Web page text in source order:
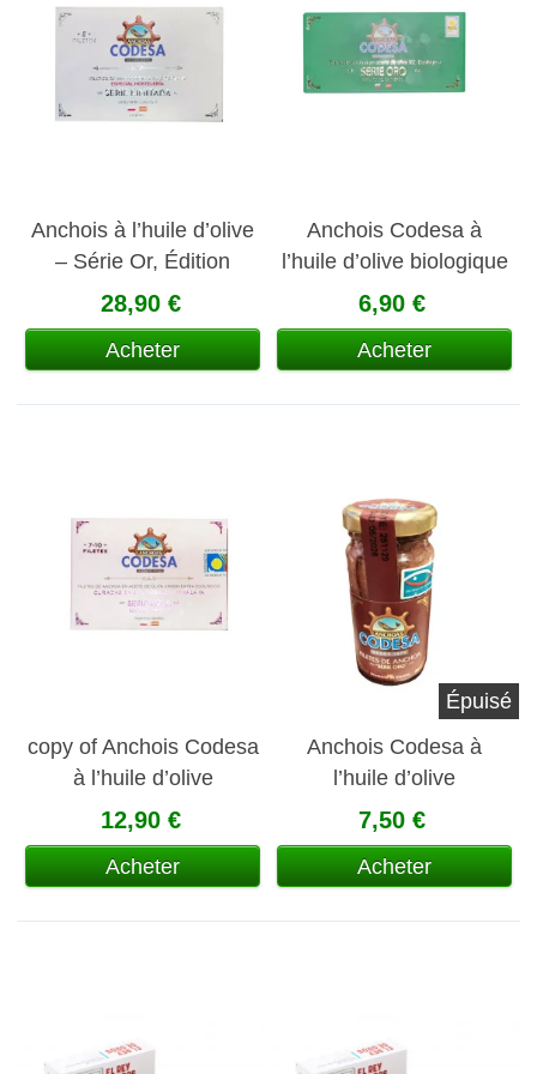
Anchois à l’huile d’olive
– Série Or, Édition
Limitée
28,90 €
Acheter
Anchois Codesa à
l’huile d’olive biologique
6,90 €
Acheter
copy of Anchois Codesa
à l’huile d’olive
biologique
12,90 €
Acheter
Épuisé
Anchois Codesa à
l’huile d’olive
7,50 €
Acheter